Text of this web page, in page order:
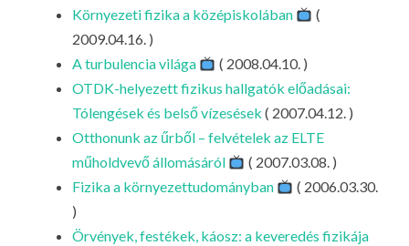
Környezeti fizika a középiskolában
(
2009.04.16. )
A turbulencia világa
( 2008.04.10. )
OTDK-helyezett fizikus hallgatók előadásai:
Tólengések és belső vízesések ( 2007.04.12. )
Otthonunk az űrből – felvételek az ELTE
műholdvevő állomásáról
( 2007.03.08. )
Fizika a környezettudományban
( 2006.03.30.
)
Örvények, festékek, káosz: a keveredés fizikája